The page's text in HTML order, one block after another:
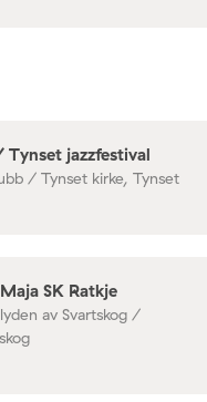
jazzfestival
/ Tynset kirke, Tynset
SK Ratkje
av Svartskog /